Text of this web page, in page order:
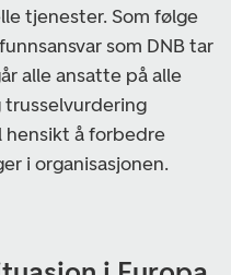
tjenester. Som følge
som DNB tar
alle ansatte på alle
trusselvurdering
å forbedre
i organisasjonen.